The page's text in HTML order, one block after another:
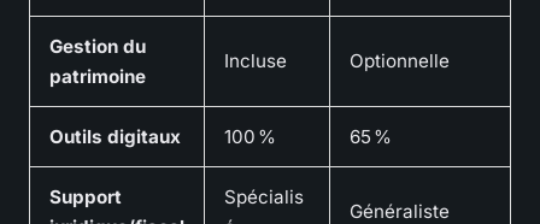
Gestion du
patrimoine
Incluse Optionnelle
Outils digitaux 100 % 65 %
Support
Spécialis
Généraliste